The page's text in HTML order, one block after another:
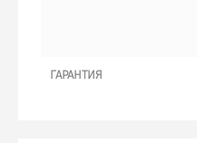
ГАРАНТИЯ